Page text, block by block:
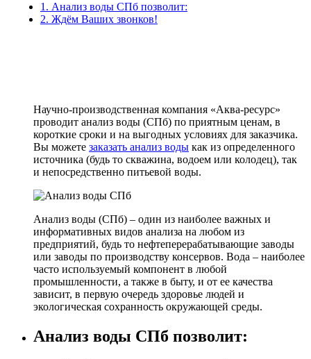
1. Анализ воды СПб позволит:
2. Ждём Ваших звонков!
Научно-производственная компания «Аква-ресурс»
проводит анализ воды (СПб) по приятным ценам, в
короткие сроки и на выгодных условиях для заказчика.
Вы можете заказать анализ воды как из определенного
источника (будь то скважина, водоем или колодец), так
и непосредственно питьевой воды.
Анализ воды (СПб) – один из наиболее важных и
информативных видов анализа на любом из
предприятий, будь то нефтеперерабатывающие заводы
или заводы по производству консервов. Вода – наиболее
часто используемый компонент в любой
промышленности, а также в быту, и от ее качества
зависит, в первую очередь здоровье людей и
экологическая сохранность окружающей среды.
Анализ воды СПб позволит: